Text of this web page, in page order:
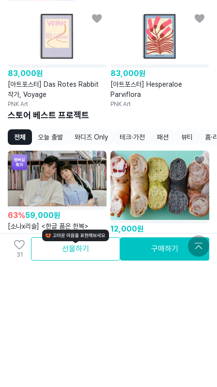
83,000원
[아트포스터] Das Rotes Rabbit
작가, Voyage
PNK Art
83,000원
[아트포스터] Hesperaloe
Parviflora
PNK Art
스토어 베스트 프로젝트
전체 오늘 출발 와디즈 Only 테크·가전 패션 뷰티 홈·
63%59,000원
[소나x리슬] <한글 품은 한복>
와디즈
4.4
12,000원
[빵] 4.8평점/업글 세상 쫀~득하고~
퐁~신한 #식단관리쌀베이글의 귀환
정담
31
선물하기 구매하기